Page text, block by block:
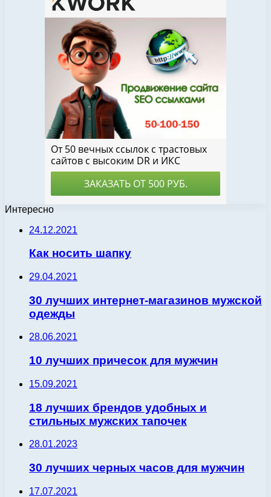
Интересно
24.12.2021
Как носить шапку
29.04.2021
30 лучших интернет-магазинов мужской
одежды
28.06.2021
10 лучших причесок для мужчин
15.09.2021
18 лучших брендов удобных и
стильных мужских тапочек
28.01.2023
30 лучших черных часов для мужчин
17.07.2021